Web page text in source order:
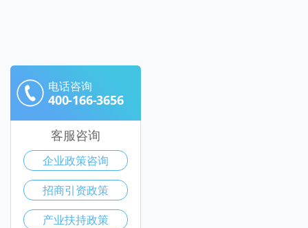
电话咨询
400-166-3656
客服咨询
企业政策咨询
招商引资政策
产业扶持政策